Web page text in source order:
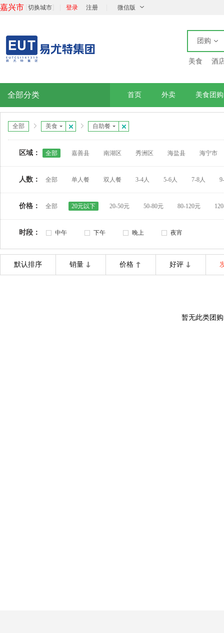
嘉兴市 切换城市 登录 注册 微信版
团购
美食 酒
全部分类 首页 外卖 美食团购
全部 美食 自助餐
区域： 全部 嘉善县 南湖区 秀洲区 海盐县 海宁市
人数： 全部 单人餐 双人餐 3-4人 5-6人 7-8人
价格： 全部 20元以下 20-50元 50-80元 80-120元
时段： 中午 下午 晚上 夜宵
默认排序 销量 价格 好评
暂无此类团